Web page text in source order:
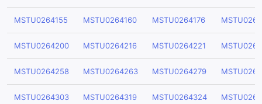
MSTU0264155 MSTU0264160 MSTU0264176
MSTU0264200 MSTU0264216 MSTU0264221
MSTU0264258 MSTU0264263 MSTU0264279
MSTU0264303 MSTU0264319 MSTU0264324